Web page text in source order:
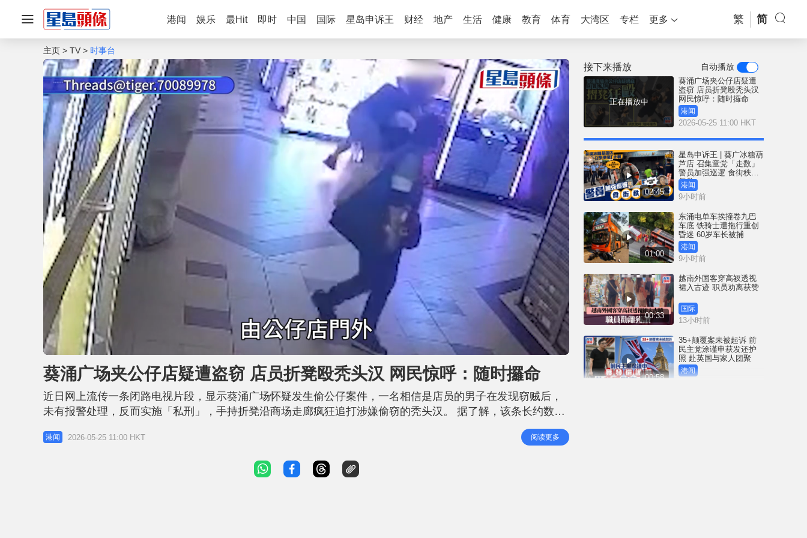
港闻 娱乐 最Hit 即时 中国 国际 星岛申诉王 财经 地产 生活 健康 教育 体育 大湾区 专栏 更多 繁 简
主页 TV 时事台
U
n
u
e
o
d
e
d
葵涌广场夹公仔店疑遭盗窃 店员折凳殴秃头汉 网民惊呼：随时攞命
近日网上流传一条闭路电视片段，显示葵涌广场怀疑发生偷公仔案件，一名相信是店员的男子在发现窃贼后，
未有报警处理，反而实施「私刑」，手持折凳沿商场走廊疯狂追打涉嫌偷窃的秃头汉。 据了解，该条长约数十
秒的闭路电视片段于本月10日被上载至社交平台，虽然片段中未有标示具体的拍摄时间及地点，但从背景环境
推断，相信事发地点为葵涌广场1楼一间夹公仔机店舖门外。 片段开始时，一名身穿深色衫裤、戴眼镜的男子
港闻 2026-05-25 11:00 HKT 阅读更多
接下来播放 自动播放
正在播放中
葵涌广场夹公仔店疑遭
盗窃 店员折凳殴秃头汉
网民惊呼：随时攞命
港闻
2026-05-25 11:00 HKT
02:45
星岛申诉王 | 葵广冰糖葫
芦店 召集童党「走数」
警员加强巡逻 食街秩序
复常
港闻
9小时前
01:00
东涌电单车挨撞卷九巴
车底 铁骑士遭拖行重创
昏迷 60岁车长被捕
港闻
9小时前
00:33
越南外国客穿高衩透视
裙入古迹 职员劝离获赞
国际
13小时前
00:58
35+颠覆案未被起诉 前
民主党涂谨申获发还护
照 赴英国与家人团聚
港闻